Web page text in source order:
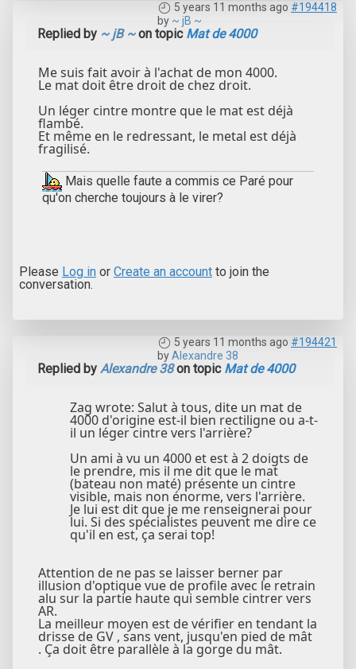
5 years 11 months ago #194418
by ~ jB ~
Replied by ~ jB ~on topic Mat de 4000
Me suis fait avoir à l'achat de mon 4000.
Le mat doit être droit de chez droit.
Un léger cintre montre que le mat est déjà
flambé.
Et même en le redressant, le metal est déjà
fragilisé.
Mais quelle faute a commis ce Paré pour
qu'on cherche toujours à le virer?
Please Log in or Create an account to join the
conversation.
5 years 11 months ago #194421
byAlexandre 38
Replied by Alexandre 38on topic Mat de 4000
Zag wrote: Salut à tous, dite un mat de
4000 d'origine est-il bien rectiligne ou a-t-
il un léger cintre vers l'arrière?
Un ami à vu un 4000 et est à 2 doigts de
le prendre, mis il me dit que le mat
(bateau non maté) présente un cintre
visible, mais non énorme, vers l'arrière.
Je lui est dit que je me renseignerai pour
lui. Si des spécialistes peuvent me dire ce
qu'il en est, ça serai top!
Attention de ne pas se laisser berner par
illusion d'optique vue de profile avec le retrain
alu sur la partie haute qui semble cintrer vers
AR.
La meilleur moyen est de vérifier en tendant la
drisse de GV , sans vent, jusqu'en pied de mât
. Ça doit être parallèle à la gorge du mât.